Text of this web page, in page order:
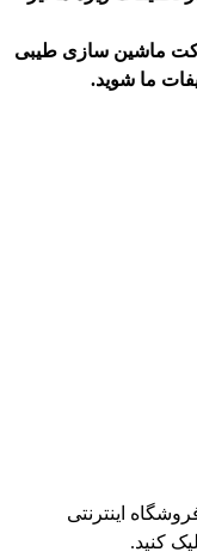
ماشین سازی طیبی
ما شوید.
اینترنتی
کنید.